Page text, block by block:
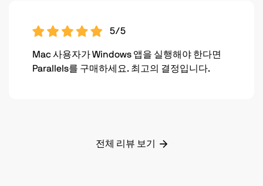
5/5
Mac 사용자가 Windows 앱을 실행해야 한다면
Parallels를 구매하세요. 최고의 결정입니다.
전체 리뷰 보기